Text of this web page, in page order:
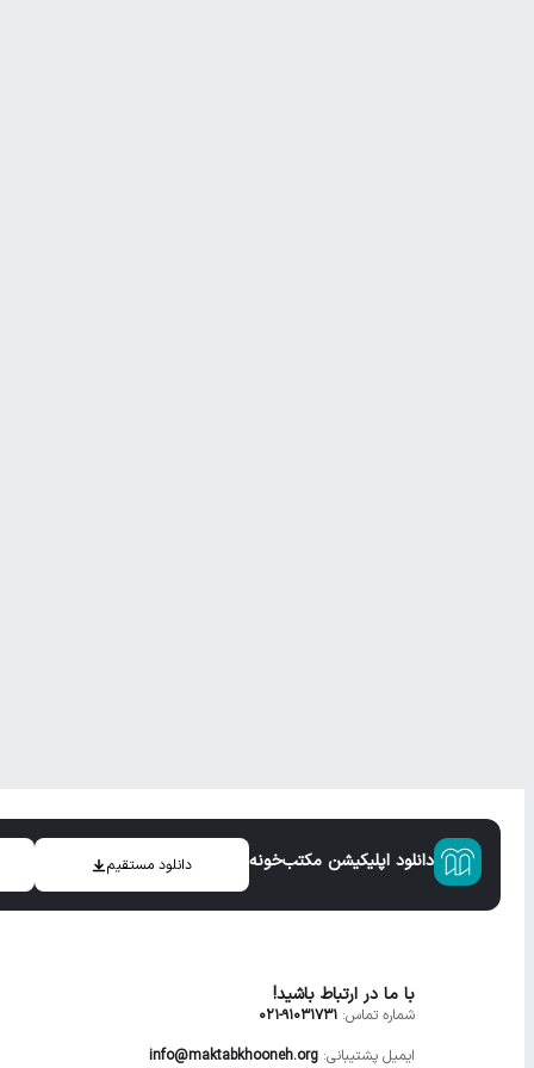
دانلود اپلیکیشن مکتب‌خونه دانلود مستقیم
با ما در ارتباط باشید!
شماره تماس: 91031731-021
ایمیل پشتیبانی: info@maktabkhooneh.org